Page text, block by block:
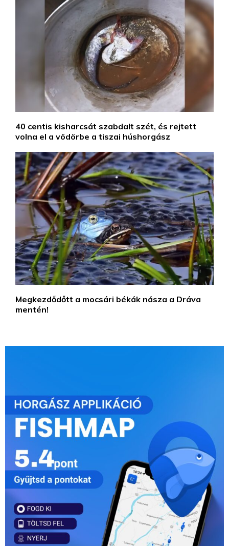
40 centis kisharcsát szabdalt szét, és rejtett
volna el a vödörbe a tiszai húshorgász
Megkezdődőtt a mocsári békák násza a Dráva
mentén!